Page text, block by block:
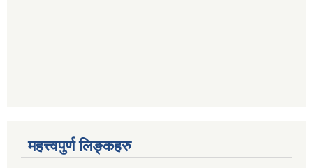
महत्त्वपुर्ण लिङ्कहरु